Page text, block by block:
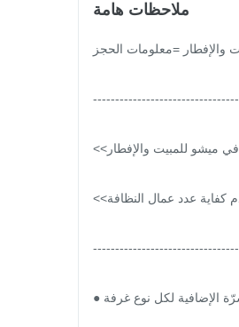
ملاحظات هامة
والإفطار =معلومات الحجز=
<<لم يعد مسموحًا باصطحاب الحيوانات الأليفة في ميشو للمبيت والإفطار>>
<<لا يُسمح بالشواء لعدم كفاية عدد عمال النظافة>>
● قيود الأسرّة الإضافية لكل نوع غرفة: